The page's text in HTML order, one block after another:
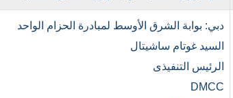
دبي: بوابة الشرق الأوسط لمبادرة الحزام الواحد
السيد غوتام ساشيتال
الرئيس التنفيذى
DMCC